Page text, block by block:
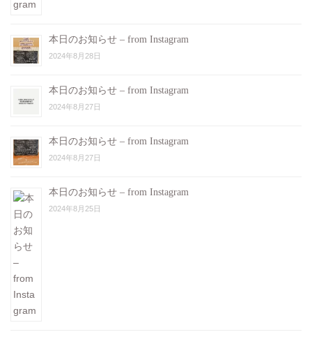
本日のお知らせ – from Instagram
2024年8月28日
本日のお知らせ – from Instagram
2024年8月27日
本日のお知らせ – from Instagram
2024年8月27日
本日のお知らせ – from Instagram
2024年8月25日